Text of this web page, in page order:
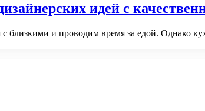
идей с
и проводим время за едой. Однако